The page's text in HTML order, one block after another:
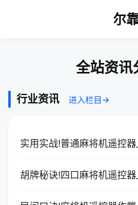
尔
全站资讯
行业资讯 进入栏目→
实用实战!普通麻将机遥控
胡牌秘诀!四口麻将机遥控